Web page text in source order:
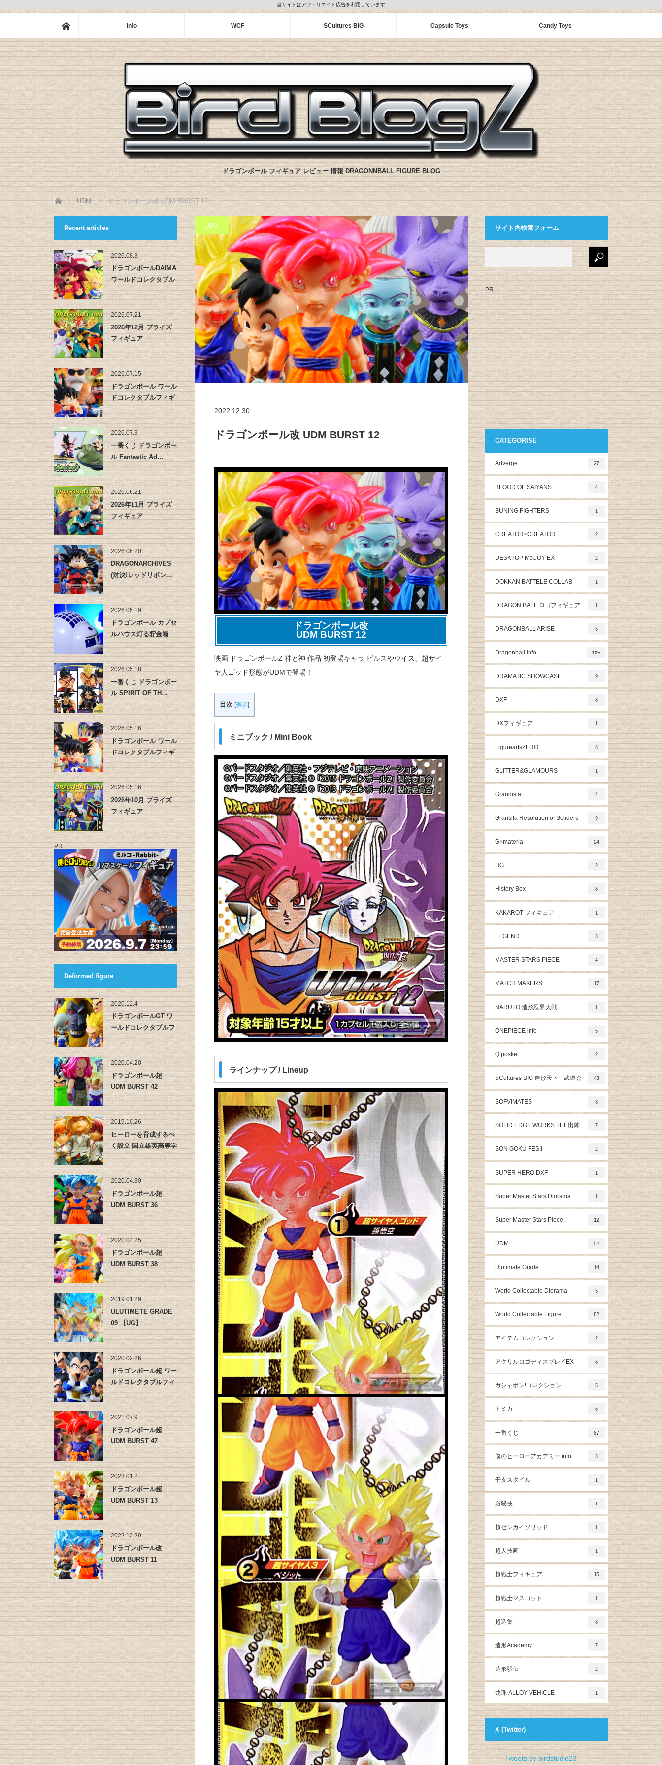
当サイトはアフィリエイト広告を利用しています
Info WCF SCultures BIG Capsule Toys Candy Toys
ドラゴンボール フィギュア レビュー 情報 DRAGONNBALL FIGURE BLOG
ホーム UDM ドラゴンボール改 UDM BURST 12
UDM
2022.12.30
ドラゴンボール改 UDM BURST 12
ドラゴンボール改
UDM BURST 12
映画 ドラゴンボールZ 神と神 作品 初登場キャラ ビルスやウイス、超サイ
ヤ人ゴッド形態がUDMで登場！
目次 [表示]
ミニブック / Mini Book
ラインナップ / Lineup
Recent articles
2026.08.3
ドラゴンボールDAIMA
ワールドコレクタブル
フィ…
2026.07.21
2026年12月 プライズ
フィギュア
2026.07.15
ドラゴンボール ワール
ドコレクタブルフィギ
ュア -…
2026.07.3
一番くじ ドラゴンボー
ル Fantastic Ad…
2026.06.21
2026年11月 プライズ
フィギュア
2026.06.20
DRAGONARCHIVES
(対決!レッドリボン…
2026.05.19
ドラゴンボール カプセ
ルハウス灯る貯金箱
2026.05.18
一番くじ ドラゴンボー
ル SPIRIT OF TH…
2026.05.16
ドラゴンボール ワール
ドコレクタブルフィギ
ュア -…
2026.05.16
2026年10月 プライズ
フィギュア
PR
Deformed figure
2020.12.4
ドラゴンボールGT ワ
ールドコレクタブルフ
ィギュア…
2020.04.20
ドラゴンボール超
UDM BURST 42
2019.10.26
ヒーローを育成するべ
く設立 国立雄英高等学
校
2020.04.30
ドラゴンボール超
UDM BURST 36
2020.04.25
ドラゴンボール超
UDM BURST 38
2019.01.29
ULUTIMETE GRADE
09 【UG】
2020.02.26
ドラゴンボール超 ワー
ルドコレクタブルフィ
ギュア …
2021.07.9
ドラゴンボール超
UDM BURST 47
2023.01.2
ドラゴンボール超
UDM BURST 13
2022.12.29
ドラゴンボール改
UDM BURST 11
サイト内検索フォーム
PR
CATEGORISE
Adverge 27
BLOOD OF SAIYANS 4
BUNING FIGHTERS 1
CREATOR×CREATOR 2
DESKTOP McCOY EX 2
DOKKAN BATTELE COLLAB 1
DRAGON BALL ロゴフィギュア 1
DRAGONBALL ARISE 5
Dragonball info 105
DRAMATIC SHOWCASE 9
DXF 8
DXフィギュア 1
FigureartsZERO 8
GLITTER&GLAMOURS 1
Grandista 4
Gransita Resolution of Soliders 9
G×materia 24
HG 2
History Box 8
KAKAROT フィギュア 1
LEGEND 3
MASTER STARS PIECE 4
MATCH MAKERS 17
NARUTO 造形忍界大戦 1
ONEPIECE info 5
Q posket 2
SCultures BIG 造形天下一武道会 43
SOFVIMATES 3
SOLID EDGE WORKS THE出陣 7
SON GOKU FES!! 2
SUPER HERO DXF 1
Super Master Stars Diorama 1
Super Master Stars Piece 12
UDM 52
Ulutimate Grade 14
World Collectable Diorama 5
World Collectable Figure 82
アイテムコレクション 2
アクリルロゴディスプレイEX 6
ガシャポン!コレクション 5
トミカ 6
一番くじ 87
僕のヒーローアカデミー info 3
干支スタイル 1
必殺技 1
超ゼンカイソリッド 1
超人技画 1
超戦士フィギュア 15
超戦士マスコット 1
超造集 8
造形Academy 7
造形駅伝 2
龙珠 ALLOY VEHICLE 1
X (Twitter)
Tweets by birdstudio23